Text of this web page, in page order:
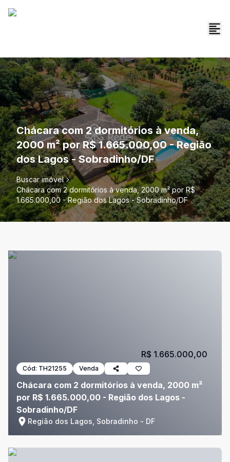
Chácara com 2 dormitórios à venda,
2000 m² por R$ 1.665.000,00 - Região
dos Lagos - Sobradinho/DF
Buscar imóvel
Chácara com 2 dormitórios à venda, 2000 m² por R$
1.665.000,00 - Região dos Lagos - Sobradinho/DF
Cód: TH21255 Venda
Chácara com 2 dormitórios à venda, 2000 m²
por R$ 1.665.000,00 - Região dos Lagos -
Sobradinho/DF
Região dos Lagos, Sobradinho - DF
R$ 1.665.000,00